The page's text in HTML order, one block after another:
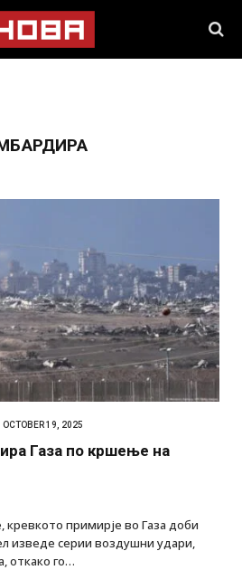
OCTOBER 19, 2025
Газа по кршење на
примирје во Газа доби
изведе серии воздушни удари,
откако го…